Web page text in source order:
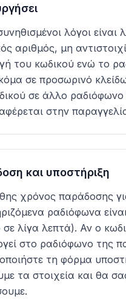
λόγοι είναι
αριθμός, μη
του κωδικού ενώ το
σε προσωρινό
σε άλλο
στην
και υποστήριξη
χρόνος παράδοσης
ραδιόφωνα
σε λίγα λεπτά). Αν ο
στο ραδιόφωνο της
τη φόρμα
τα στοιχεία και θα